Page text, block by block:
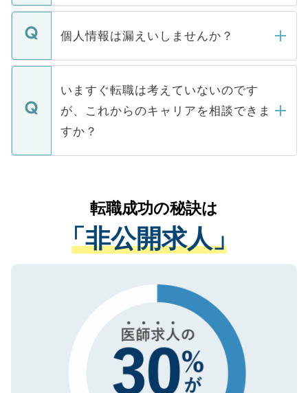
ません。
■応募殺到を避けるため 人気のある医療機
関を公にしてしまうと、応募が殺到する場
に、医療機関が求める条件に合った人材の
みを人材紹介会社に依頼するケースが増え
ています。
転職・入職を強要することは一切ありませ
ん。また、仮に応募先から内定をいただい
定を承諾する必要はありません。内定先へ
の辞退の連絡はキャリアパートナーが行い
個人情報は漏えいしませんか？
個人情報が漏えいすることはありませんの
で、ご安心ください。当サイトからの登録
などで収集したご登録者様の個人情報は、
ご本人のキャリアアップおよび転職活動の
支援を目的に使用いたします。お預かりし
ているすべての個人データはご本人の許可
は、個人情報の取り扱いについての厳密な
管理基準を満たした事業者のみに付与され
る、プライバシーマークを取得済みです。
で、機密保持に関してもご安心ください。
いますぐ転職は考えていないのです
が、これからのキャリアを相談できま
すか？
かがいして、現在の医療機関の状況や紹介
経験をまじえながら、適切なアドバイスを
させていただきます。すぐにご転職をされ
ない方には、長期的なサポートが可能です
ので、まずはご登録ください。
転職成功の秘訣は
「非公開求人」